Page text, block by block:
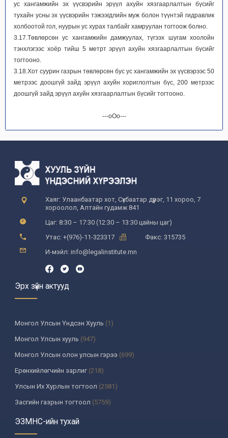
ус хангамжийн эх үүсвэрийн эрүүл ахуйн хязгаарлалтын бүсийг
тухайн усны эх үүсвэрийн тэжээгдлийн муж болон түүнтэй гидравлик
холбоотой гол, нуурын ус хурах талбайг хамруулан тогтоож болно.
3.17.Төвлөрсөн ус хангамжийн дамжуулах, түгээх шугам хоолойн
тэнхлэгээс хоёр тийш 5 метрт эрүүл ахуйн хязгаарлалтын бүсийг
тогтооно.
3.18.Хот суурин газрын төвлөрсөн бус ус хангамжийн эх үүсвэрээс 50
метрээс доошгүй зайд эрүүл ахуйн хориглолтын бүс, 200 метрээс
доошгүй зайд эрүүл ахуйн хязгаарлалтын бүсийг тогтооно.
---оОо---
Хаяг: Улаанбаатар хот, Сүхбаатар дүүрэг, 11 хороо, 7
хороолол, Алтайн гудамж 841
Цаг: 8:30 – 17:30 (12:30 – 13:30 цайны цаг)
Утас: +(976)-11-323317
Факс: 315735
И-мэйл: info@legalinstitute.mn
Эрх зүйн актууд
Монгол Улсын Үндсэн Хууль (1)
Монгол Улсын хууль (947)
Монгол Улсын олон улсын гэрээ (699)
Ерөнхийлөгчийн зарлиг(218)
Улсын Их Хурлын тогтоол (2581)
Засгийн газрын тогтоол (5759)
Үндсэн хуулийн цэцийн шийдвэр
Улсын дээд шүүхийн тогтоол
ЭЗМНС-ийн тухай